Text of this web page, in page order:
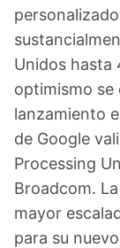
Unidos hasta
optimismo se
lanzamiento
de Google
Processing
Broadcom.
mayor
para su